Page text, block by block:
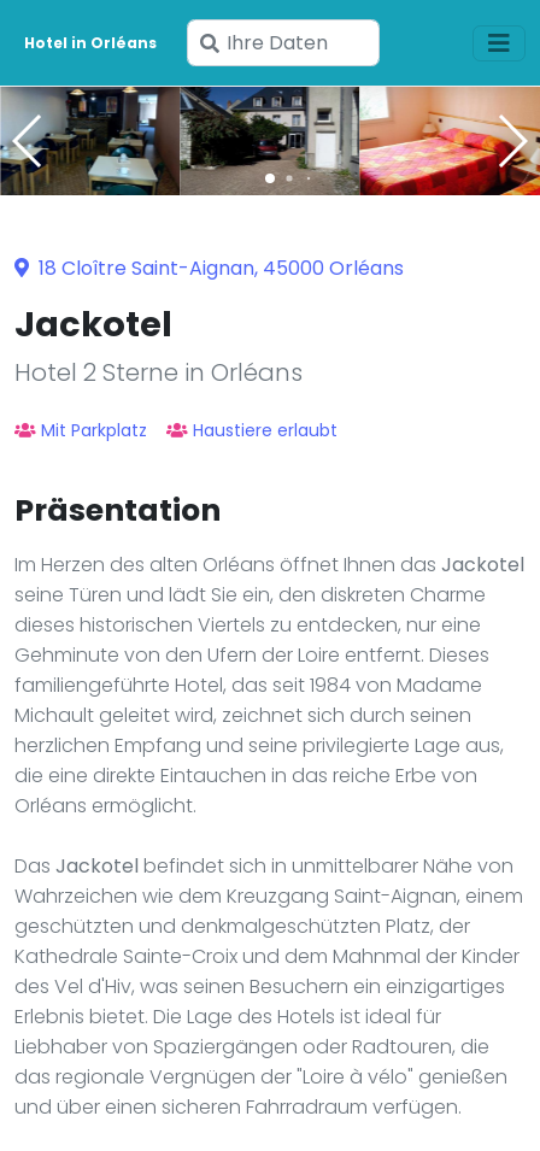
Hotel in Orléans
Geben
Sie
Ihre
Daten
ein
18 Cloître Saint-Aignan, 45000 Orléans
Jackotel
Hotel 2 Sterne in Orléans
Mit Parkplatz Haustiere erlaubt
Präsentation
Im Herzen des alten Orléans öffnet Ihnen das Jackotel
seine Türen und lädt Sie ein, den diskreten Charme
dieses historischen Viertels zu entdecken, nur eine
Gehminute von den Ufern der Loire entfernt. Dieses
familiengeführte Hotel, das seit 1984 von Madame
Michault geleitet wird, zeichnet sich durch seinen
herzlichen Empfang und seine privilegierte Lage aus,
die eine direkte Eintauchen in das reiche Erbe von
Orléans ermöglicht.
Das Jackotel befindet sich in unmittelbarer Nähe von
Wahrzeichen wie dem Kreuzgang Saint-Aignan, einem
geschützten und denkmalgeschützten Platz, der
Kathedrale Sainte-Croix und dem Mahnmal der Kinder
des Vel d'Hiv, was seinen Besuchern ein einzigartiges
Erlebnis bietet. Die Lage des Hotels ist ideal für
Liebhaber von Spaziergängen oder Radtouren, die
das regionale Vergnügen der "Loire à vélo" genießen
und über einen sicheren Fahrradraum verfügen.